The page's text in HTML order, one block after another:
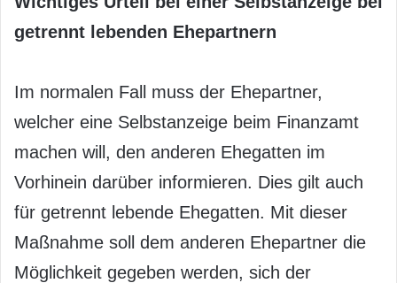
getrennt lebenden Ehepartnern
Im normalen Fall muss der Ehepartner,
welcher eine Selbstanzeige beim Finanzamt
machen will, den anderen Ehegatten im
Vorhinein darüber informieren. Dies gilt auch
für getrennt lebende Ehegatten. Mit dieser
Maßnahme soll dem anderen Ehepartner die
Möglichkeit gegeben werden, sich der